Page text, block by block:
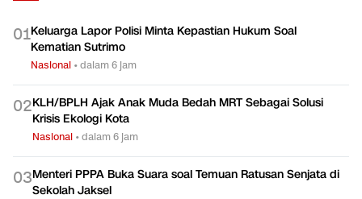
01Keluarga Lapor Polisi Minta Kepastian Hukum Soal
Kematian Sutrimo
Nasional •dalam 6 jam
02KLH/BPLH Ajak Anak Muda Bedah MRT Sebagai Solusi
Krisis Ekologi Kota
Nasional •dalam 6 jam
03Menteri PPPA Buka Suara soal Temuan Ratusan Senjata di
Sekolah Jaksel